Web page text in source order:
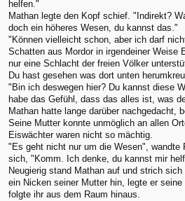
helfen."
Mathan legte den Kopf schief. "Indirekt?
doch ein höheres Wesen, du kannst das."
"Können vielleicht schon, aber ich darf
Schatten aus Mordor in irgendeiner Weise
nur eine Schlacht der freien Völker
Du hast gesehen was dort unten
"Bin ich deswegen hier? Du kannst diese
habe das Gefühl, dass das alles ist, was
Mathan hatte lange darüber nachgedacht,
Seine Mutter konnte unmöglich an allen
Eiswächter waren nicht so mächtig.
"Es geht nicht nur um die Wesen", wandte
sich, "Komm. Ich denke, du kannst mir
Neugierig stand Mathan auf und strich
ein Nicken seiner Mutter hin, legte er
folgte ihr aus dem Raum hinaus.